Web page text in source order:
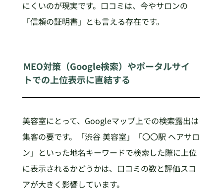
にくいのが現実です。口コミは、今やサロンの
「信頼の証明書」とも言える存在です。
MEO対策（Google検索）やポータルサイ
トでの上位表示に直結する
美容室にとって、Googleマップ上での検索露出は
集客の要です。「渋谷 美容室」「〇〇駅 ヘアサロ
ン」といった地名キーワードで検索した際に上位
に表示されるかどうかは、口コミの数と評価スコ
アが大きく影響しています。